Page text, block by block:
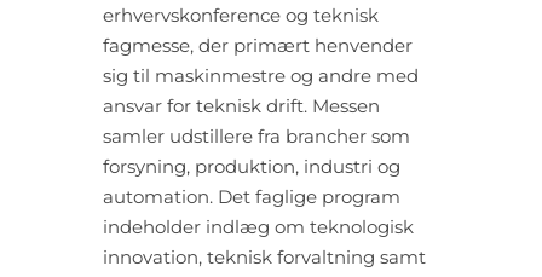
erhvervskonference og teknisk
fagmesse, der primært henvender
sig til maskinmestre og andre med
ansvar for teknisk drift. Messen
samler udstillere fra brancher som
forsyning, produktion, industri og
automation. Det faglige program
indeholder indlæg om teknologisk
innovation, teknisk forvaltning samt